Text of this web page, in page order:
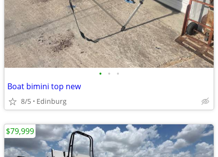
• • •
Boat bimini top new
8/5 Edinburg
$79,999